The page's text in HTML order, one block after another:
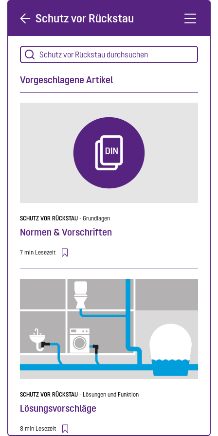
Schutz vor Rückstau
Vorgeschlagene Artikel
SCHUTZ VOR RÜCKSTAU - Grundlagen
Normen & Vorschriften
7 min Lesezeit
SCHUTZ VOR RÜCKSTAU - Lösungen und Funktion
Lösungsvorschläge
8 min Lesezeit